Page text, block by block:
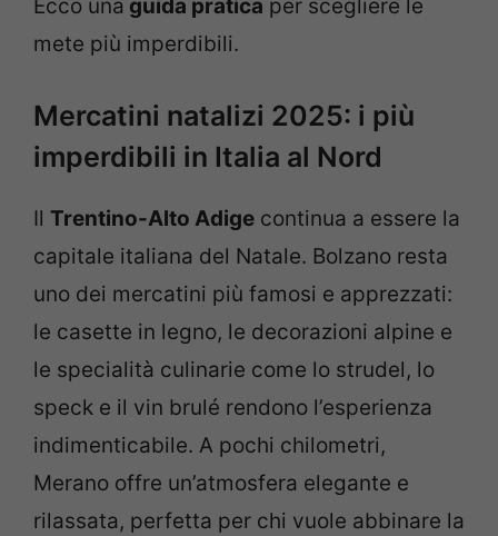
Ecco una guida pratica per scegliere le
mete più imperdibili.
Mercatini natalizi 2025: i più
imperdibili in Italia al Nord
Il Trentino-Alto Adige continua a essere la
capitale italiana del Natale. Bolzano resta
uno dei mercatini più famosi e apprezzati:
le casette in legno, le decorazioni alpine e
le specialità culinarie come lo strudel, lo
speck e il vin brulé rendono l’esperienza
indimenticabile. A pochi chilometri,
Merano offre un’atmosfera elegante e
rilassata, perfetta per chi vuole abbinare la